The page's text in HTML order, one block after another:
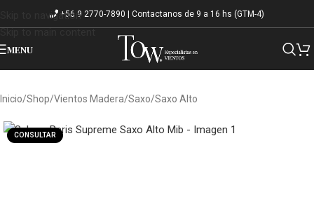
Skip to navigation
Skip to main content
+56 9 2770-7890 | Contactanos de 9 a 16 hs (GTM-4)
MENU
Inicio/Shop/Vientos Madera/Saxo/Saxo Alto
CONSULTAR